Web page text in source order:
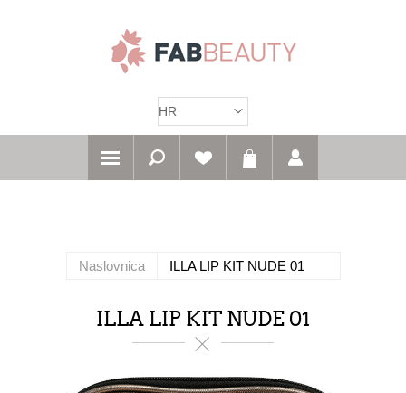
Naslovnica ILLA LIP KIT NUDE 01
ILLA LIP KIT NUDE 01